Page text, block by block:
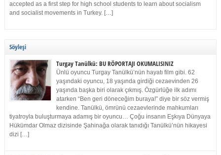
accepted as a first step for high school students to learn about socialism
and socialist movements in Turkey. […]
Söyleşi
Turgay Tanülkü: BU RÖPORTAJI OKUMALISINIZ
Ünlü oyuncu Turgay Tanülkü’nün hayatı film gibi. 62
yaşındaki oyuncu, 18 yaşında girdiği cezaevinden 26
yaşında başka biri olarak çıkmış. Özgürlüğe ilk adımı
atarken “Ben geri döneceğim buraya!” diye bir söz vermiş
kendine. Tanülkü, ömrünü cezaevlerinde mahkumları
tiyatroyla buluşturmaya adamış bir oyuncu… Çoğu insanın Eşkıya Dünyaya
Hükümdar Olmaz dizisinde Şahinağa olarak tanıdığı Tanülkü’nün hikayesi
dizi […]